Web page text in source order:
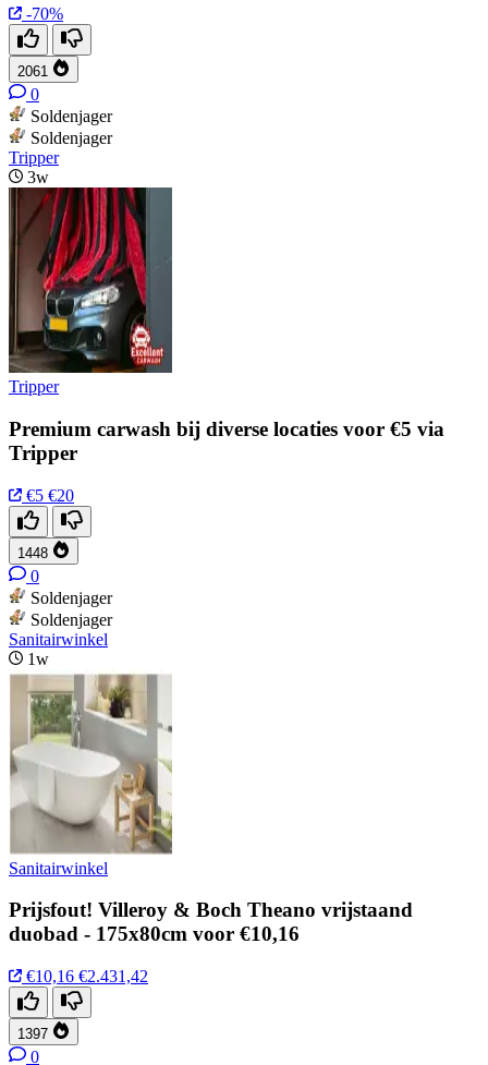
-70%
2061
0
Soldenjager
Soldenjager
Tripper
3w
Tripper
Premium carwash bij diverse locaties voor €5 via
Tripper
€5 €20
1448
0
Soldenjager
Soldenjager
Sanitairwinkel
1w
Sanitairwinkel
Prijsfout! Villeroy & Boch Theano vrijstaand
duobad - 175x80cm voor €10,16
€10,16 €2.431,42
1397
0